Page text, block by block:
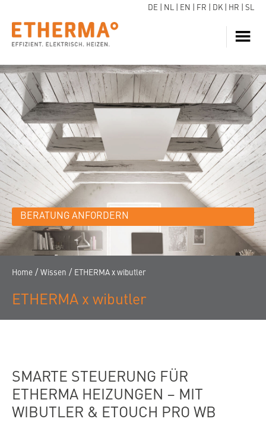
DE NL EN FR DK HR SL
JETZT ANFRAGEN
HEIZUNG
WARMWASSER
WÄRMEPUMPE
SERVICE
DOWNLOADS
ECARE
WISSEN
REFERENZEN
FAQ
KONTAKT
BERATUNG ANFORDERN
Home / Wissen / ETHERMA x wibutler
ETHERMA x wibutler
SMARTE STEUERUNG FÜR
ETHERMA HEIZUNGEN – MIT
WIBUTLER & ETOUCH PRO WB